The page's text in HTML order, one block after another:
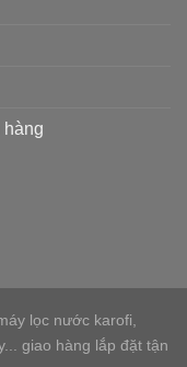
hàng
lọc nước karofi,
giao hàng lắp đặt tận